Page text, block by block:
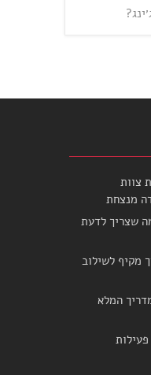
צוות
מנצחת
שצריך לדעת
מקיף לשילוב
המלא